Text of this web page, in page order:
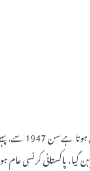
"جو چیز
گیا، پاکستانی